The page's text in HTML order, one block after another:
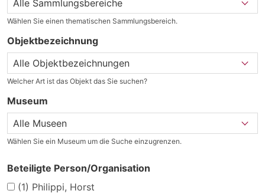
Wählen Sie einen thematischen Sammlungsbereich.
Objektbezeichnung
Welcher Art ist das Objekt das Sie suchen?
Museum
Wählen Sie ein Museum um die Suche einzugrenzen.
Beteiligte Person/Organisation
(1) Philippi, Horst